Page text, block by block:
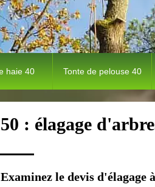
haie 40 Tonte de pelouse 40
: élagage
Examinez le devis d'élagage